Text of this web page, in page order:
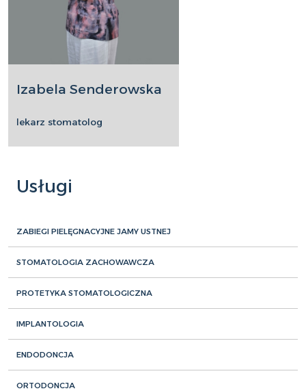
Usługi
ZABIEGI PIELĘGNACYJNE JAMY USTNEJ
STOMATOLOGIA ZACHOWAWCZA
PROTETYKA STOMATOLOGICZNA
IMPLANTOLOGIA
ENDODONCJA
ORTODONCJA
Izabela Senderowska
lekarz stomatolog